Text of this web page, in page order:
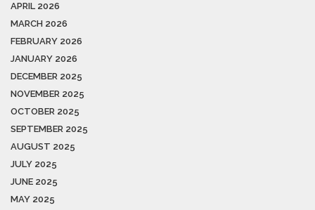
APRIL 2026
MARCH 2026
FEBRUARY 2026
JANUARY 2026
DECEMBER 2025
NOVEMBER 2025
OCTOBER 2025
SEPTEMBER 2025
AUGUST 2025
JULY 2025
JUNE 2025
MAY 2025